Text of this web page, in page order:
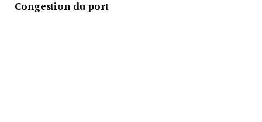
Congestion du port